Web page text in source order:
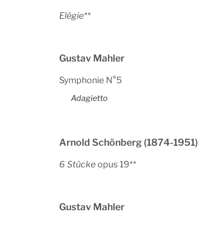
Elégie**
Gustav Mahler
Symphonie N°5
Adagietto
Arnold Schönberg (1874-1951)
6 Stückeopus 19**
Gustav Mahler